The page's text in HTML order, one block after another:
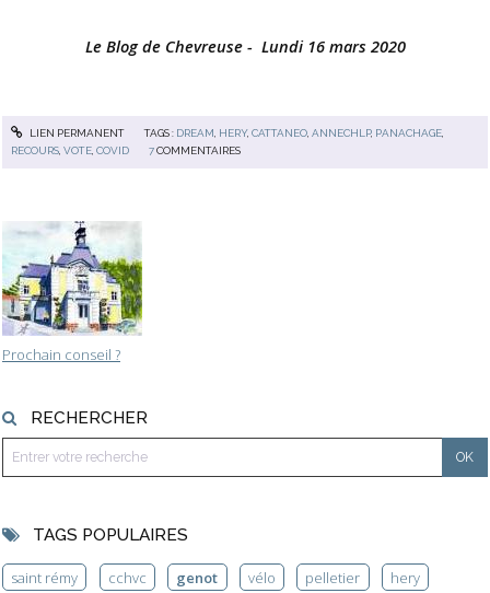
Prochain conseil ?
RECHERCHER
TAGS POPULAIRES
saint rémy cchvc genot vélo pelletier hery
Le Blog de Chevreuse - Lundi 16 mars 2020
LIEN PERMANENT TAGS : DREAM HERY, CATTANEO, ANNECHLP, PANACHAGE,
RECOURS ,VOTE ,COVID 7 COMMENTAIRES